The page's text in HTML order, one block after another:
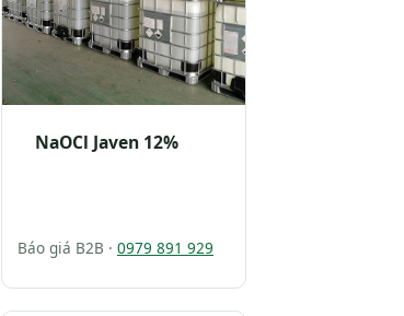
NaOCl Javen 12%
Báo giá B2B · 0979 891 929